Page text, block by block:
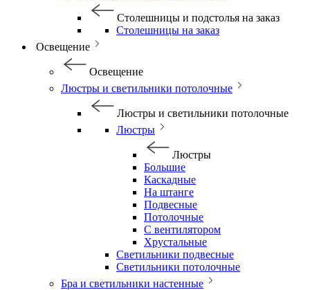
Столешницы и подстолья на заказ
Столешницы на заказ
Освещение
Освещение
Люстры и светильники потолочные
Люстры и светильники потолочные
Люстры
Люстры
Большие
Каскадные
На штанге
Подвесные
Потолочные
С вентилятором
Хрустальные
Светильники подвесные
Светильники потолочные
Бра и светильники настенные